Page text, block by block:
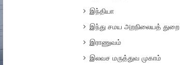
இந்தியா
இந்து சமய அறநிலையத் துறை
இராணுவம்
இலவச மருத்துவ முகாம்